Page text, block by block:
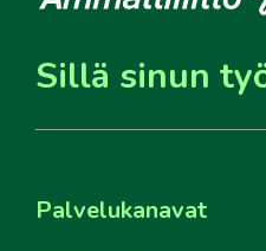
Sillä sinun
Palvelukanavat